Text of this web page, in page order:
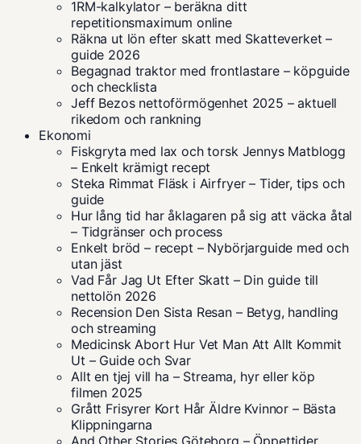
1RM-kalkylator – beräkna ditt
repetitionsmaximum online
Räkna ut lön efter skatt med Skatteverket –
guide 2026
Begagnad traktor med frontlastare – köpguide
och checklista
Jeff Bezos nettoförmögenhet 2025 – aktuell
rikedom och rankning
Ekonomi
Fiskgryta med lax och torsk Jennys Matblogg
– Enkelt krämigt recept
Steka Rimmat Fläsk i Airfryer – Tider, tips och
guide
Hur lång tid har åklagaren på sig att väcka åtal
– Tidgränser och process
Enkelt bröd – recept – Nybörjarguide med och
utan jäst
Vad Får Jag Ut Efter Skatt – Din guide till
nettolön 2026
Recension Den Sista Resan – Betyg, handling
och streaming
Medicinsk Abort Hur Vet Man Att Allt Kommit
Ut – Guide och Svar
Allt en tjej vill ha – Streama, hyr eller köp
filmen 2025
Grått Frisyrer Kort Hår Äldre Kvinnor – Bästa
Klippningarna
And Other Stories Göteborg – Öppettider,